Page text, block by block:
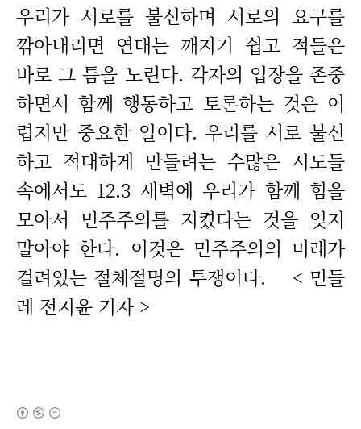
우리가 서로를 불신하며 서로의 요구를
깎아내리면 연대는 깨지기 쉽고 적들은
바로 그 틈을 노린다. 각자의 입장을 존중
하면서 함께 행동하고 토론하는 것은 어
렵지만 중요한 일이다. 우리를 서로 불신
하고 적대하게 만들려는 수많은 시도들
속에서도 12.3 새벽에 우리가 함께 힘을
모아서 민주주의를 지켰다는 것을 잊지
말아야 한다. 이것은 민주주의의 미래가
걸려있는 절체절명의 투쟁이다. < 민들
레 전지윤 기자 >